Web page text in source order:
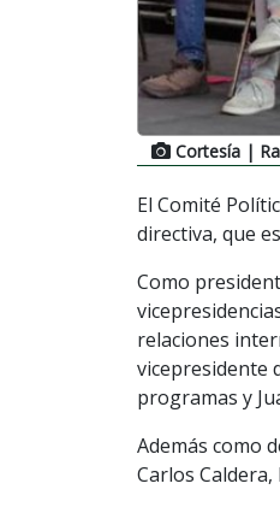
Cortesía |
El Comité
directiva, que
Como
relaciones
vicepresidente
programas y
Además como
Carlos